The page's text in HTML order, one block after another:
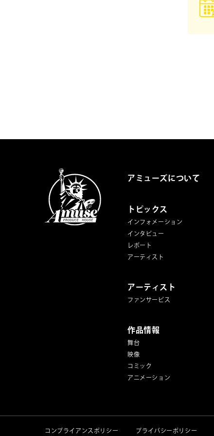
アミューズについて
トピックス
インフォメーション
インタビュー
レポート
アーティスト
アーティスト
ファンサービス
作品情報
舞台
映像
コミック
アニメーション
コンプライアンスポリシー プライバシーポリシー